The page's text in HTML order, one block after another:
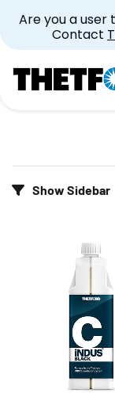
Show Sidebar
Are you a user
Contact